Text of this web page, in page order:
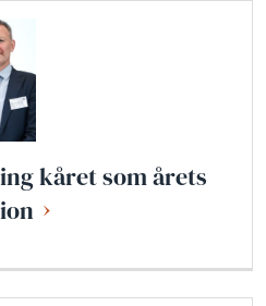
kåret som årets